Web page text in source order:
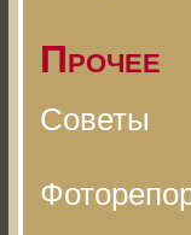
Прочее
Советы